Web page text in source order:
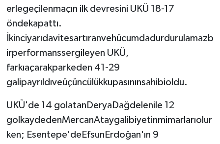
erlegeçilenmaçın ilk devresini UKÜ 18-17
öndekapattı.
İkinciyarıdavitesartıranvehücumdadurdurulamazb
irperformanssergileyen UKÜ,
farkıaçarakparkeden 41-29
galipayrıldıveüçüncülükkupasınınsahibioldu.
UKÜ'de 14 golatanDeryaDağdelenile 12
golkaydedenMercanAtaygalibiyetinmimarlarıolur
ken; Esentepe'deEfsunErdoğan'ın 9